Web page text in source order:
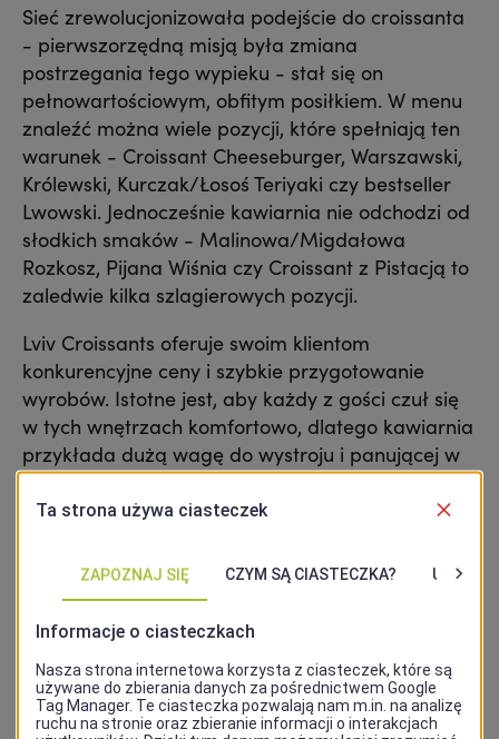
Sieć zrewolucjonizowała podejście do croissanta
- pierwszorzędną misją była zmiana
postrzegania tego wypieku - stał się on
pełnowartościowym, obfitym posiłkiem. W menu
znaleźć można wiele pozycji, które spełniają ten
warunek - Croissant Cheeseburger, Warszawski,
Królewski, Kurczak/Łosoś Teriyaki czy bestseller
Lwowski. Jednocześnie kawiarnia nie odchodzi od
słodkich smaków - Malinowa/Migdałowa
Rozkosz, Pijana Wiśnia czy Croissant z Pistacją to
zaledwie kilka szlagierowych pozycji.
Lviv Croissants oferuje swoim klientom
konkurencyjne ceny i szybkie przygotowanie
wyrobów. Istotne jest, aby każdy z gości czuł się
w tych wnętrzach komfortowo, dlatego kawiarnia
przykłada dużą wagę do wystroju i panującej w
środku atmosfery.
Na terenie Ukrainy, Lviv Croissants posiada ponad
lokali znajdujących się w kilku miastach -
Gdańsku i Zgorzelcu. Ponadto, Lviv Croissants
posiada lokal w Bratysławie, na Słowacji.